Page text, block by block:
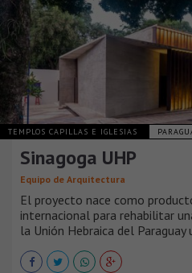
TEMPLOS CAPILLAS E IGLESIAS
Sinagoga UHP
Equipo de Arquitectura
El proyecto nace como
internacional para rehabilitar
la Unión Hebraica del Paraguay